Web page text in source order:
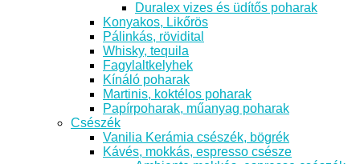
Duralex vizes és üdítős poharak
Konyakos, Likőrös
Pálinkás, rövidital
Whisky, tequila
Fagylaltkelyhek
Kínáló poharak
Martinis, koktélos poharak
Papírpoharak, műanyag poharak
Csészék
Vanilia Kerámia csészék, bögrék
Kávés, mokkás, espresso csésze